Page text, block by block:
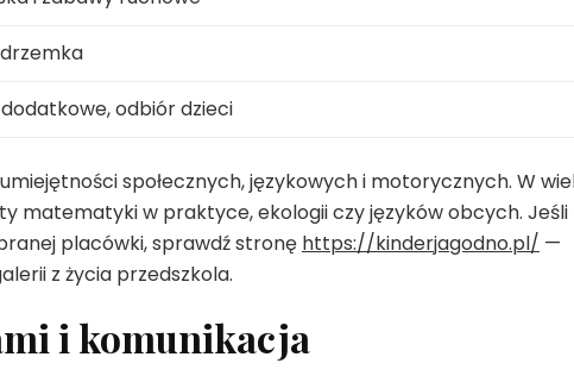
odbiór dzieci
społecznych, językowych i motorycznych. W
matematyki w praktyce, ekologii czy języków obcych. Jeśli
placówki, sprawdź stronę https://kinderjagodno.pl/ —
z życia przedszkola.
i komunikacja